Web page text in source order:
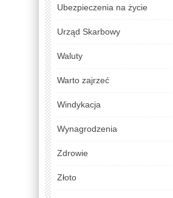
Ubezpieczenia na życie
Urząd Skarbowy
Waluty
Warto zajrzeć
Windykacja
Wynagrodzenia
Zdrowie
Złoto